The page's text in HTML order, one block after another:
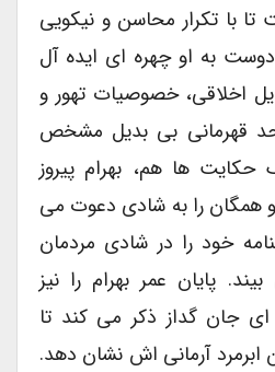
با تکرار محاسن و نیکویی
به او چهره ای ایده آل
اخلاقی، خصوصیات تهور و
قهرمانی بی بدیل مشخص
ها هم، بهرام پیروز
همگان را به شادی دعوت می
خود را در شادی مردمان
پایان عمر بهرام را نیز
جان گداز ذکر می کند تا
ابرمرد آرمانی اش نشان دهد.